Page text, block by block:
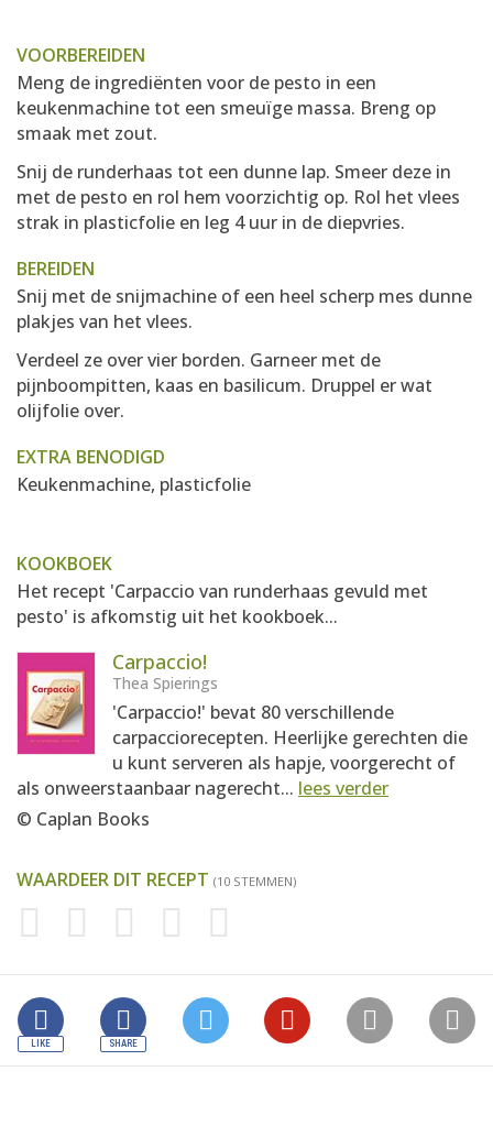
VOORBEREIDEN
Meng de ingrediënten voor de pesto in een
keukenmachine tot een smeuïge massa. Breng op
smaak met zout.
Snij de runderhaas tot een dunne lap. Smeer deze in
met de pesto en rol hem voorzichtig op. Rol het vlees
strak in plasticfolie en leg 4 uur in de diepvries.
BEREIDEN
Snij met de snijmachine of een heel scherp mes dunne
plakjes van het vlees.
Verdeel ze over vier borden. Garneer met de
pijnboompitten, kaas en basilicum. Druppel er wat
olijfolie over.
EXTRA BENODIGD
Keukenmachine, plasticfolie
KOOKBOEK
Het recept 'Carpaccio van runderhaas gevuld met
pesto' is afkomstig uit het kookboek...
Carpaccio!
Thea Spierings
'Carpaccio!' bevat 80 verschillende
carpacciorecepten. Heerlijke gerechten die
u kunt serveren als hapje, voorgerecht of
als onweerstaanbaar nagerecht... lees verder
© Caplan Books
WAARDEER DIT RECEPT (10 STEMMEN)